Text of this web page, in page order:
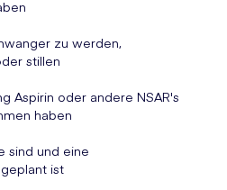
zu werden,
stillen
Aspirin oder andere NSAR's
haben
sind und eine
ist